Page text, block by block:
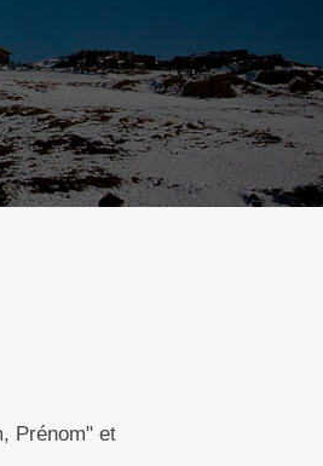
Prénom" et